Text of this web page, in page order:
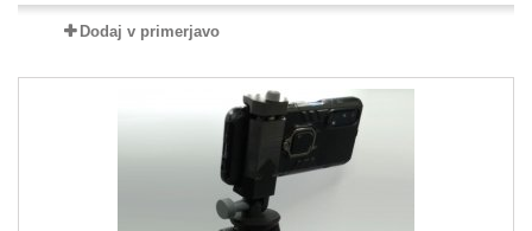
Dodaj v primerjavo